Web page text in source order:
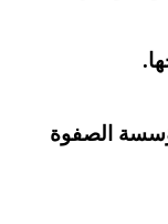
الصفوة